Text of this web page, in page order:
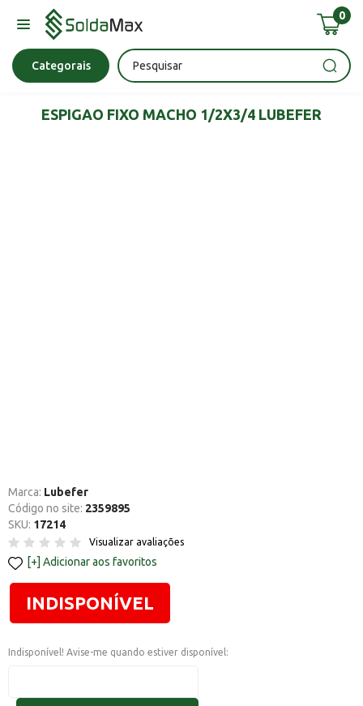
0
Categorais
Bateria Chave Impacto Esmerilhadeira
ESPIGAO FIXO MACHO 1/2X3/4 LUBEFER
Marca: Lubefer
Código no site: 2359895
SKU: 17214
Visualizar avaliações
Adicionar aos favoritos
INDISPONÍVEL
Indisponível! Avise-me quando estiver disponível: